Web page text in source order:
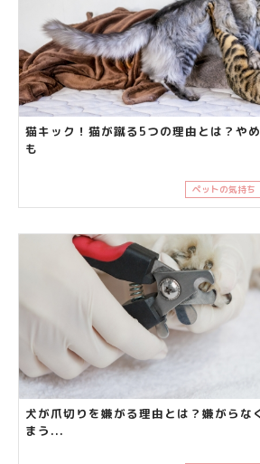
猫キック！猫が蹴る5つの理由とは？や
も
ペットの気持ち
犬が爪切りを嫌がる理由とは？嫌がらな
まう...